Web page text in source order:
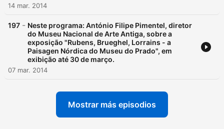
14 mar. 2014
197 - Neste programa: António Filipe Pimentel, diretor
do Museu Nacional de Arte Antiga, sobre a
exposição "Rubens, Brueghel, Lorrains - a
Paisagen Nórdica do Museu do Prado", em
exibição até 30 de março.
07 mar. 2014
Mostrar más episodios